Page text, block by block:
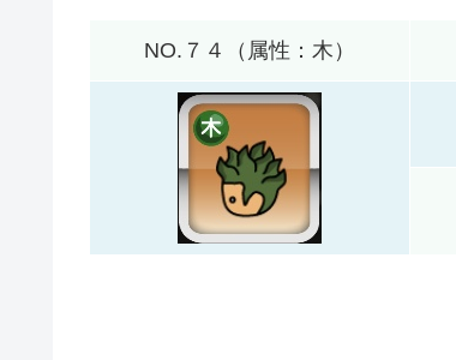
NO.７４（属性：木）